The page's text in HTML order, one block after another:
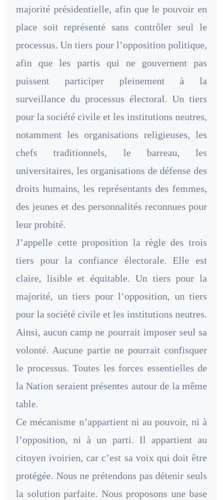
majorité présidentielle, afin que le pouvoir en
place soit représenté sans contrôler seul le
processus. Un tiers pour l’opposition politique,
afin que les partis qui ne gouvernent pas
puissent participer pleinement à la
surveillance du processus électoral. Un tiers
pour la société civile et les institutions neutres,
notamment les organisations religieuses, les
chefs traditionnels, le barreau, les
universitaires, les organisations de défense des
droits humains, les représentants des femmes,
des jeunes et des personnalités reconnues pour
leur probité.
J’appelle cette proposition la règle des trois
tiers pour la confiance électorale. Elle est
claire, lisible et équitable. Un tiers pour la
majorité, un tiers pour l’opposition, un tiers
pour la société civile et les institutions neutres.
Ainsi, aucun camp ne pourrait imposer seul sa
volonté. Aucune partie ne pourrait confisquer
le processus. Toutes les forces essentielles de
la Nation seraient présentes autour de la même
table.
Ce mécanisme n’appartient ni au pouvoir, ni à
l’opposition, ni à un parti. Il appartient au
citoyen ivoirien, car c’est sa voix qui doit être
protégée. Nous ne prétendons pas détenir seuls
la solution parfaite. Nous proposons une base